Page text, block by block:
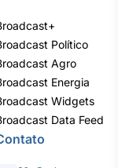
Político
Agro
Energia
Widgets
Data Feed